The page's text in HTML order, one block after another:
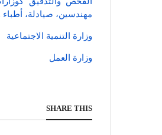
مهندسين، صيادلة،
وزارة التنمية الاجتماعية
وزارة العمل
SHARE THIS